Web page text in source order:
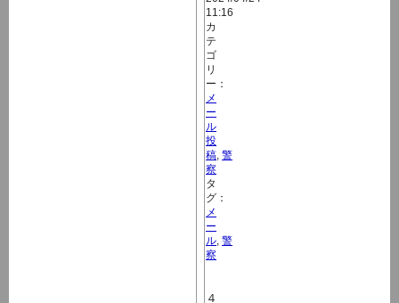
11:16
カ
テ
ゴ
リ
ー：
メ
ー
ル
投
稿 警
察
タ
グ：
メ
ー
ル 警
察
４